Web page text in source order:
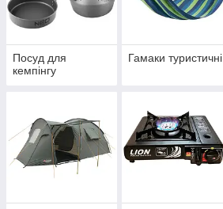
Посуд для
кемпінгу
Гамаки туристичні